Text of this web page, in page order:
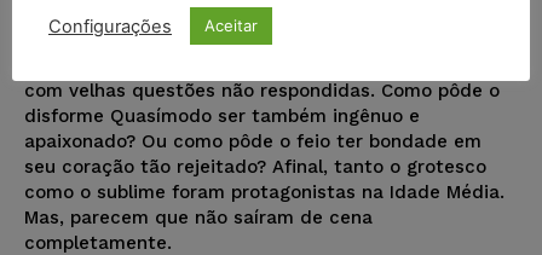
Ao tentar entender os dramas demonstrados na
com velhas questões não respondidas. Como pôde o
disforme Quasímodo ser também ingênuo e
apaixonado? Ou como pôde o feio ter bondade em
seu coração tão rejeitado? Afinal, tanto o grotesco
como o sublime foram protagonistas na Idade Média.
Mas, parecem que não saíram de cena
completamente.
Configurações Aceitar